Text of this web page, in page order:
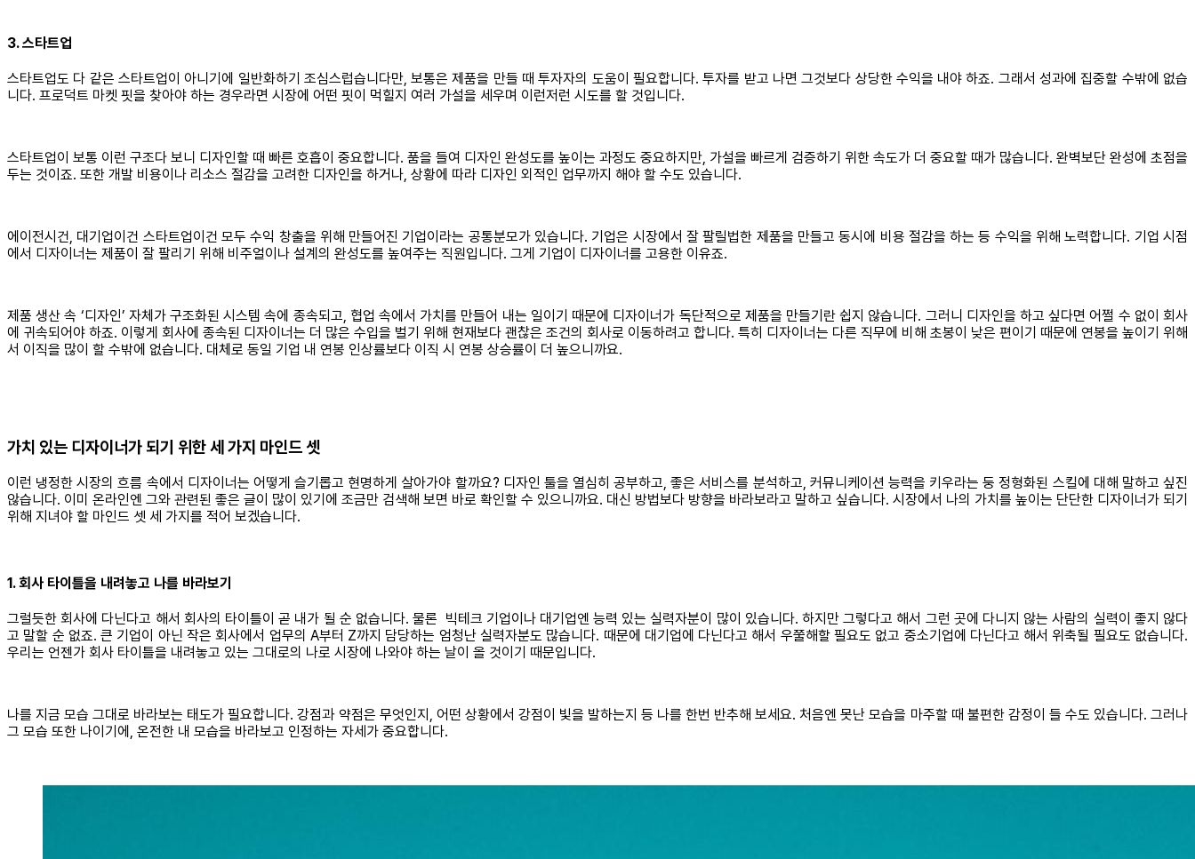
3. 스타트업
스타트업도 다 같은 스타트업이 아니기에 일반화하기 조심스럽습니다만, 보통은 제품을 만들 때 투자자의 도움이 필요합니다. 투자를 받고 나면 그것보다 상당한 수익을 내야 하죠. 그래서 성과에 집중할 수밖에 없습
니다. 프로덕트 마켓 핏을 찾아야 하는 경우라면 시장에 어떤 핏이 먹힐지 여러 가설을 세우며 이런저런 시도를 할 것입니다.
스타트업이 보통 이런 구조다 보니 디자인할 때 빠른 호흡이 중요합니다. 품을 들여 디자인 완성도를 높이는 과정도 중요하지만, 가설을 빠르게 검증하기 위한 속도가 더 중요할 때가 많습니다. 완벽보단 완성에 초점을
두는 것이죠. 또한 개발 비용이나 리소스 절감을 고려한 디자인을 하거나, 상황에 따라 디자인 외적인 업무까지 해야 할 수도 있습니다.
에이전시건, 대기업이건 스타트업이건 모두 수익 창출을 위해 만들어진 기업이라는 공통분모가 있습니다. 기업은 시장에서 잘 팔릴법한 제품을 만들고 동시에 비용 절감을 하는 등 수익을 위해 노력합니다. 기업 시점
에서 디자이너는 제품이 잘 팔리기 위해 비주얼이나 설계의 완성도를 높여주는 직원입니다. 그게 기업이 디자이너를 고용한 이유죠.
제품 생산 속 ‘디자인’ 자체가 구조화된 시스템 속에 종속되고, 협업 속에서 가치를 만들어 내는 일이기 때문에 디자이너가 독단적으로 제품을 만들기란 쉽지 않습니다. 그러니 디자인을 하고 싶다면 어쩔 수 없이 회사
에 귀속되어야 하죠. 이렇게 회사에 종속된 디자이너는 더 많은 수입을 벌기 위해 현재보다 괜찮은 조건의 회사로 이동하려고 합니다. 특히 디자이너는 다른 직무에 비해 초봉이 낮은 편이기 때문에 연봉을 높이기 위해
서 이직을 많이 할 수밖에 없습니다. 대체로 동일 기업 내 연봉 인상률보다 이직 시 연봉 상승률이 더 높으니까요.
가치 있는 디자이너가 되기 위한 세 가지 마인드 셋
이런 냉정한 시장의 흐름 속에서 디자이너는 어떻게 슬기롭고 현명하게 살아가야 할까요? 디자인 툴을 열심히 공부하고, 좋은 서비스를 분석하고, 커뮤니케이션 능력을 키우라는 둥 정형화된 스킬에 대해 말하고 싶진
않습니다. 이미 온라인엔 그와 관련된 좋은 글이 많이 있기에 조금만 검색해 보면 바로 확인할 수 있으니까요. 대신 방법보다 방향을 바라보라고 말하고 싶습니다. 시장에서 나의 가치를 높이는 단단한 디자이너가 되기
위해 지녀야 할 마인드 셋 세 가지를 적어 보겠습니다.
1. 회사 타이틀을 내려놓고 나를 바라보기
그럴듯한 회사에 다닌다고 해서 회사의 타이틀이 곧 내가 될 순 없습니다. 물론 빅테크 기업이나 대기업엔 능력 있는 실력자분이 많이 있습니다. 하지만 그렇다고 해서 그런 곳에 다니지 않는 사람의 실력이 좋지 않다
고 말할 순 없죠. 큰 기업이 아닌 작은 회사에서 업무의 A부터 Z까지 담당하는 엄청난 실력자분도 많습니다. 때문에 대기업에 다닌다고 해서 우쭐해할 필요도 없고 중소기업에 다닌다고 해서 위축될 필요도 없습니다.
우리는 언젠가 회사 타이틀을 내려놓고 있는 그대로의 나로 시장에 나와야 하는 날이 올 것이기 때문입니다.
나를 지금 모습 그대로 바라보는 태도가 필요합니다. 강점과 약점은 무엇인지, 어떤 상황에서 강점이 빛을 발하는지 등 나를 한번 반추해 보세요. 처음엔 못난 모습을 마주할 때 불편한 감정이 들 수도 있습니다. 그러나
그 모습 또한 나이기에, 온전한 내 모습을 바라보고 인정하는 자세가 중요합니다.